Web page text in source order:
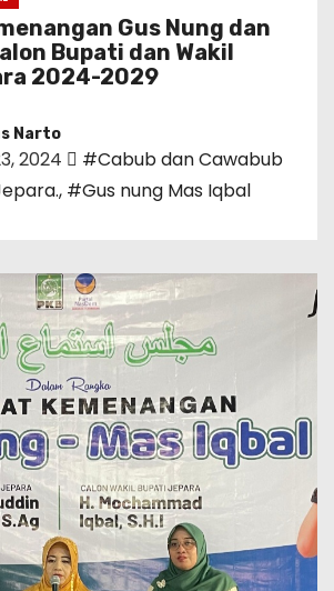
Gus Nung dan
Bupati dan Wakil
2024-2029
Narto
2024
#Cabub dan Cawabub
, #Gus nung Mas Iqbal